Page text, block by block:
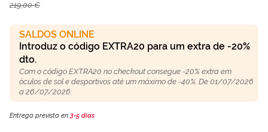
219,00 €
SALDOS ONLINE
Introduz o código EXTRA20 para um extra de -20%
dto.
Com o código EXTRA20 no checkout consegue -20% extra em
óculos de sol e desportivos até um máximo de -40%. De 01/07/2026
a 26/07/2026.
Entrega prevista en3-5 días